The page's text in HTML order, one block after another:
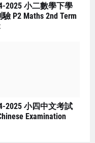
2025 小二數學下學
P2 Maths 2nd Term
2025 小四中文考試
Examination